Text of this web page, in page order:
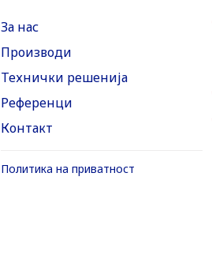
За нас
Производи
Технички решенија
Референци
Контакт
Политика на приватност